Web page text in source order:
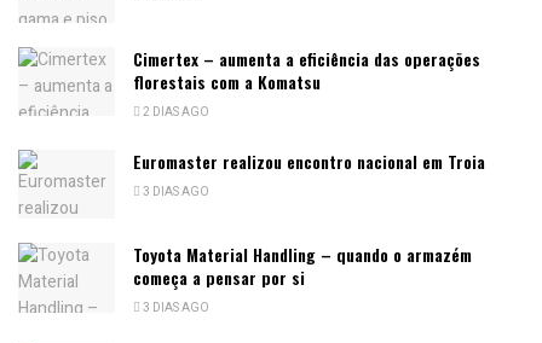
Cimertex – aumenta a eficiência das operações
florestais com a Komatsu
2 DIAS AGO
Euromaster realizou encontro nacional em Troia
3 DIAS AGO
Toyota Material Handling – quando o armazém
começa a pensar por si
3 DIAS AGO